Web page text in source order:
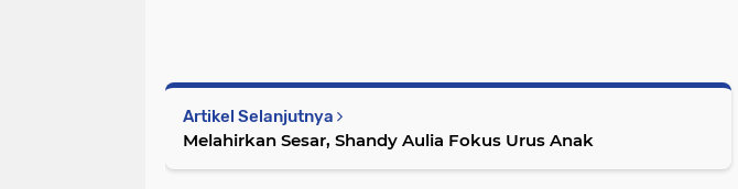
Artikel Selanjutnya
Melahirkan Sesar, Shandy Aulia Fokus Urus Anak